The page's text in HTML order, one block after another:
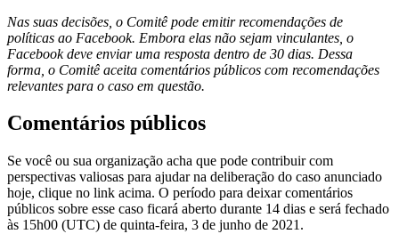
Nas suas decisões, o Comitê pode emitir recomendações de
políticas ao Facebook. Embora elas não sejam vinculantes, o
Facebook deve enviar uma resposta dentro de 30 dias. Dessa
forma, o Comitê aceita comentários públicos com recomendações
relevantes para o caso em questão.
Comentários públicos
Se você ou sua organização acha que pode contribuir com
perspectivas valiosas para ajudar na deliberação do caso anunciado
hoje, clique no link acima. O período para deixar comentários
públicos sobre esse caso ficará aberto durante 14 dias e será fechado
às 15h00 (UTC) de quinta-feira, 3 de junho de 2021.